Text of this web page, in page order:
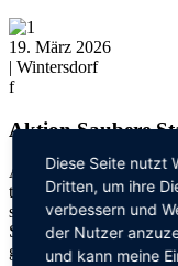
19. März 2026
| Wintersdorf
f
Aktion Saubere
Auch wir Wintersdorfer
teilnehmen. Die Klasse
schon mit
Sonnenschein haben
gab's anschließend
Diese Seite nutzt
Dritten, um ihre
verbessern und
der Nutzer
und kann meine